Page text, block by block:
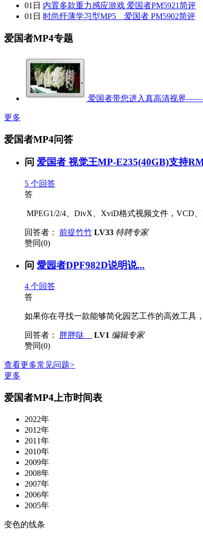
01日 内置多款重力感应游戏 爱国者PM5921简评
01日 时尚纤薄学习型MP5 爱国者 PM5902简评
爱国者MP4专题
爱国者带您进入真高清视界——
更多
爱国者MP4问答
问 爱国者 视觉王MP-E235(40GB)支持
5 个回答
答
MPEG1/2/4、DivX、XviD格式视频文件，VCD
回答者： 前提竹竹 LV33 特聘专家
赞同(0)
问 愛园者DPF982D说明说...
4 个回答
答
如果你在寻找一款能够简化园艺工作的高效工具
回答者： 胖胖哒 LV1 编辑专家
赞同(0)
查看更多常见问题>
更多
爱国者MP4上市时间表
2022年
2012年
2011年
2010年
2009年
2008年
2007年
2006年
2005年
变色的线条